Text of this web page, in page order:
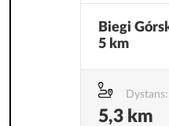
Biegi
5 km
Dystans:
5,3 km